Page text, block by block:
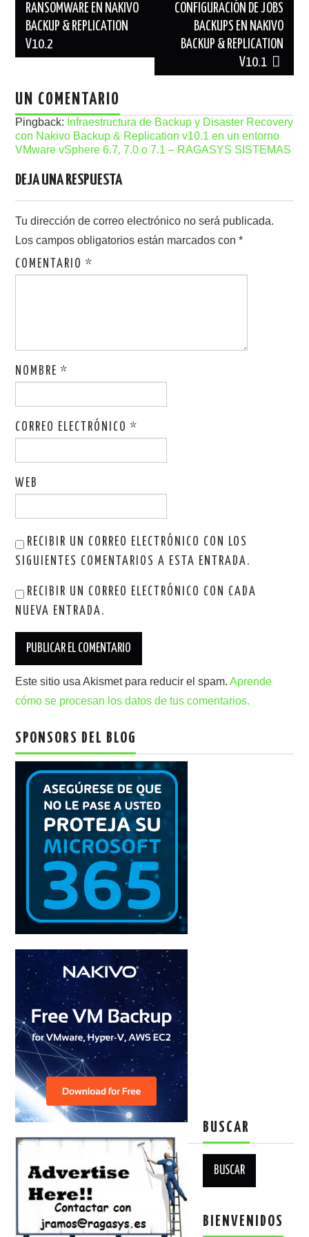
de
entradas
RANSOMWARE EN NAKIVO
BACKUP & REPLICATION
V10.2
CONFIGURACIÓN DE JOBS
BACKUPS EN NAKIVO
BACKUP & REPLICATION
V10.1
UN COMENTARIO
Pingback: Infraestructura de Backup y Disaster Recovery
con Nakivo Backup & Replication v10.1 en un entorno
VMware vSphere 6.7, 7.0 o 7.1 – RAGASYS SISTEMAS
DEJA UNA RESPUESTA
Tu dirección de correo electrónico no será publicada.
Los campos obligatorios están marcados con*
COMENTARIO*
NOMBRE*
CORREO ELECTRÓNICO*
WEB
RECIBIR UN CORREO ELECTRÓNICO CON LOS
SIGUIENTES COMENTARIOS A ESTA ENTRADA.
RECIBIR UN CORREO ELECTRÓNICO CON CADA
NUEVA ENTRADA.
Este sitio usa Akismet para reducir el spam.Aprende
cómo se procesan los datos de tus comentarios.
SPONSORS DEL BLOG
BUSCAR
BIENVENIDOS